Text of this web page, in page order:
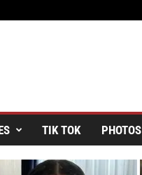
TIK TOK PHOTOS